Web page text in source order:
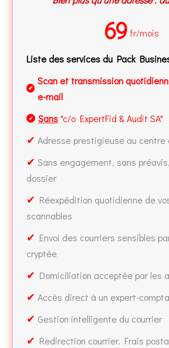
69 fr/mois
Liste des services du Pack
✔
Scan et transmission
e-mail
✔ Sans"c/o ExpertFid & Audit SA"
✔ Adresse prestigieuse au
✔ Sans engagement, sans
dossier
✔ Réexpédition quotidienne de
scannables
✔ Envoi des courriers sensibles
cryptée
✔ Domiciliation acceptée par les
✔ Accès direct à un expert-
✔ Gestion intelligente du courrier
✔ Redirection courrier. Frais